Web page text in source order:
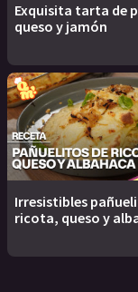
Exquisita tarta de
queso y jamón
Irresistibles
ricota, queso y